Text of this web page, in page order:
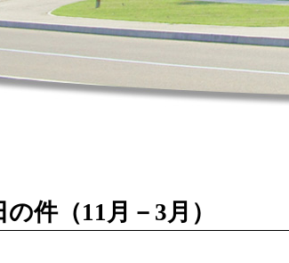
の件（11月－3月）